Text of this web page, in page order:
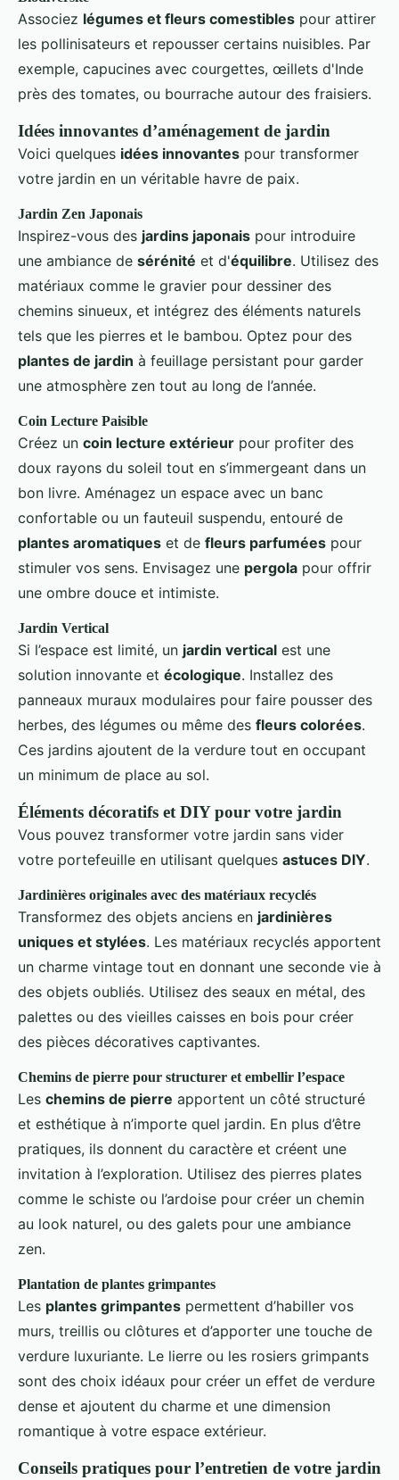
Associez légumes et fleurs comestibles pour attirer
les pollinisateurs et repousser certains nuisibles. Par
exemple, capucines avec courgettes, œillets d'Inde
près des tomates, ou bourrache autour des fraisiers.
Idées innovantes d’aménagement de jardin
Voici quelques idées innovantes pour transformer
votre jardin en un véritable havre de paix.
Jardin Zen Japonais
Inspirez-vous des jardins japonais pour introduire
une ambiance de sérénité et d'équilibre. Utilisez des
matériaux comme le gravier pour dessiner des
chemins sinueux, et intégrez des éléments naturels
tels que les pierres et le bambou. Optez pour des
plantes de jardin à feuillage persistant pour garder
une atmosphère zen tout au long de l’année.
Coin Lecture Paisible
Créez un coin lecture extérieur pour profiter des
doux rayons du soleil tout en s’immergeant dans un
bon livre. Aménagez un espace avec un banc
confortable ou un fauteuil suspendu, entouré de
plantes aromatiques et de fleurs parfumées pour
stimuler vos sens. Envisagez une pergola pour offrir
une ombre douce et intimiste.
Jardin Vertical
Si l’espace est limité, un jardin vertical est une
solution innovante et écologique. Installez des
panneaux muraux modulaires pour faire pousser des
herbes, des légumes ou même des fleurs colorées.
Ces jardins ajoutent de la verdure tout en occupant
un minimum de place au sol.
Éléments décoratifs et DIY pour votre jardin
Vous pouvez transformer votre jardin sans vider
votre portefeuille en utilisant quelques astuces DIY.
Jardinières originales avec des matériaux recyclés
Transformez des objets anciens en jardinières
uniques et stylées. Les matériaux recyclés apportent
un charme vintage tout en donnant une seconde vie à
des objets oubliés. Utilisez des seaux en métal, des
palettes ou des vieilles caisses en bois pour créer
des pièces décoratives captivantes.
Chemins de pierre pour structurer et embellir l’espace
Les chemins de pierre apportent un côté structuré
et esthétique à n’importe quel jardin. En plus d’être
pratiques, ils donnent du caractère et créent une
invitation à l’exploration. Utilisez des pierres plates
comme le schiste ou l’ardoise pour créer un chemin
au look naturel, ou des galets pour une ambiance
zen.
Plantation de plantes grimpantes
Les plantes grimpantes permettent d’habiller vos
murs, treillis ou clôtures et d’apporter une touche de
verdure luxuriante. Le lierre ou les rosiers grimpants
sont des choix idéaux pour créer un effet de verdure
dense et ajoutent du charme et une dimension
romantique à votre espace extérieur.
Conseils pratiques pour l’entretien de votre jardin